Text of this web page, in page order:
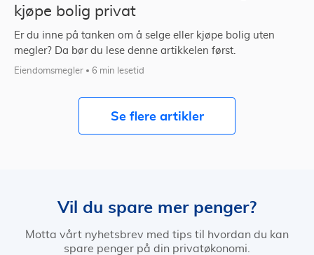
kjøpe bolig privat
Er du inne på tanken om å selge eller kjøpe bolig uten
megler? Da bør du lese denne artikkelen først.
Eiendomsmegler 6 min lesetid
Se flere artikler
Vil du spare mer penger?
Motta vårt nyhetsbrev med tips til hvordan du kan
spare penger på din privatøkonomi.